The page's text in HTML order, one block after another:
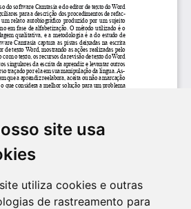
site usa
utiliza cookies e outras
de rastreamento para